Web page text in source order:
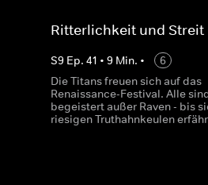
Ritterlichkeit und Streit
S9 Ep. 41 • 9Min. •
6
Die Titans freuen sich auf das
Renaissance-Festival. Alle
begeistert außer Raven - bis
riesigen Truthahnkeulen